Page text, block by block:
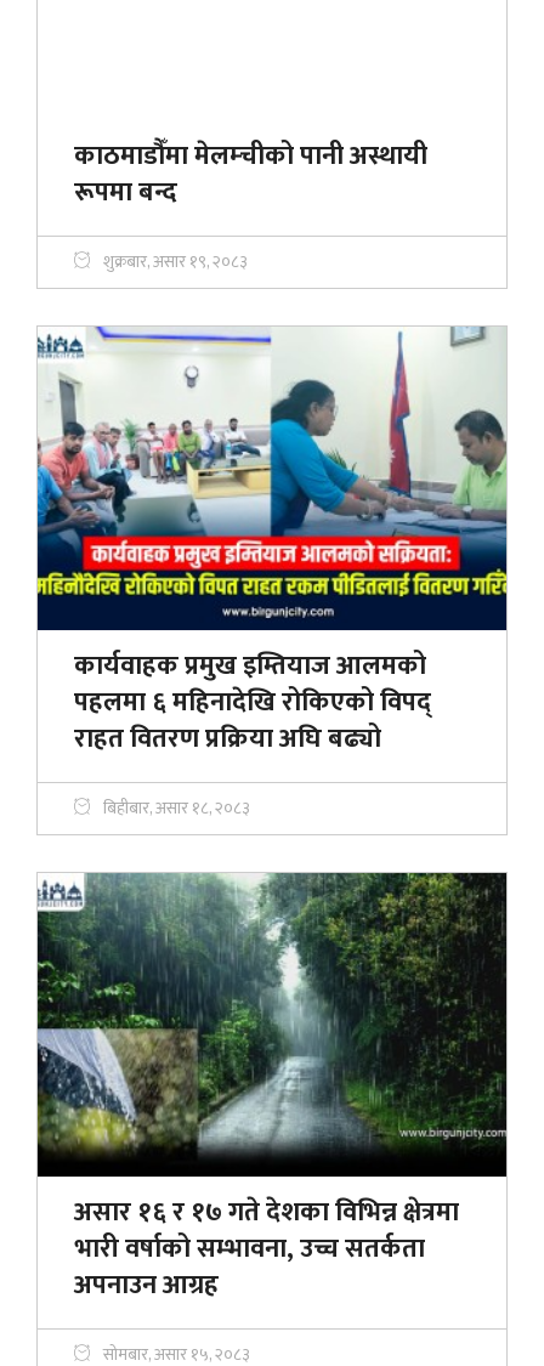
काठमाडौँमा मेलम्चीको पानी अस्थायी
रूपमा बन्द
शुक्रबार, असार १९, २०८३
कार्यवाहक प्रमुख इम्तियाज आलमको
पहलमा ६ महिनादेखि रोकिएको विपद्
राहत वितरण प्रक्रिया अघि बढ्यो
बिहीबार, असार १८, २०८३
असार १६ र १७ गते देशका विभिन्न क्षेत्रमा
भारी वर्षाको सम्भावना, उच्च सतर्कता
अपनाउन आग्रह
सोमबार, असार १५, २०८३